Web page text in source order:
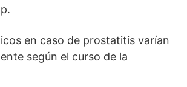
en caso de prostatitis varían
según el curso de la